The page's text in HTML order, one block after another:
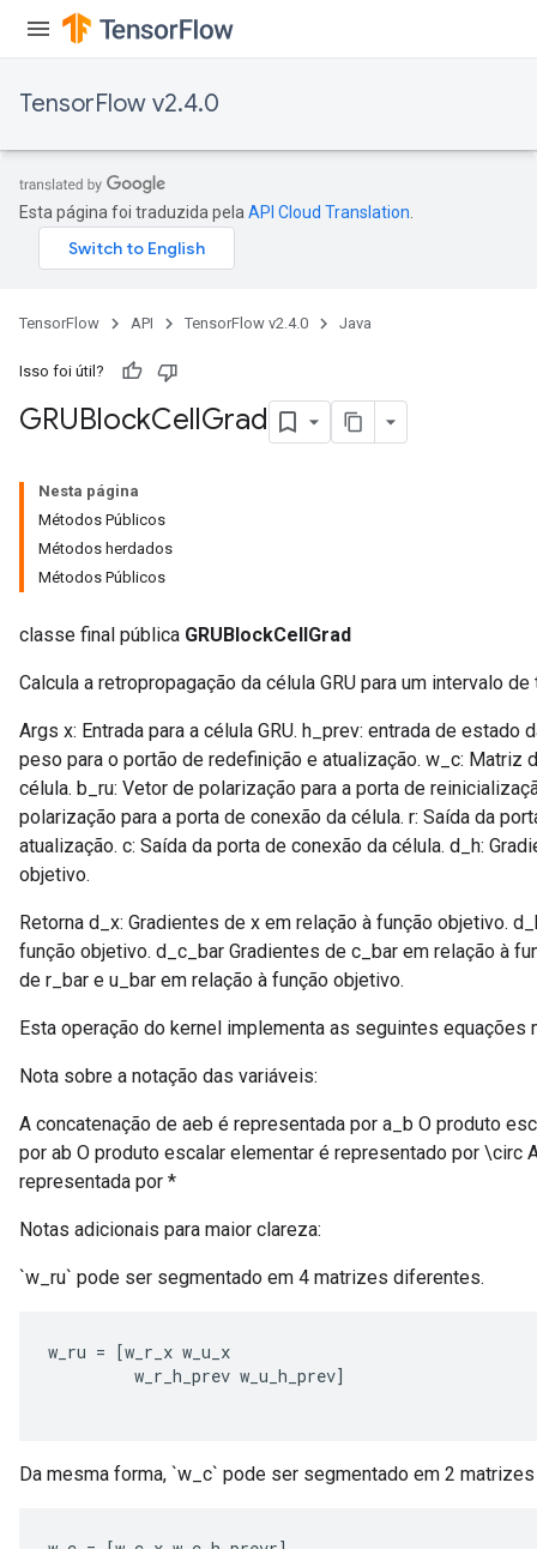
TensorFlow v2.4.0
Esta página foi traduzida pela API Cloud Translation
TensorFlow API TensorFlow v2.4.0 Java
Isso foi útil?
GRUBlockCellGrad
Nesta página
Métodos Públicos
Métodos herdados
Métodos Públicos
classe final pública GRUBlockCellGrad
Calcula a retropropagação da célula GRU para um intervalo de
Args x: Entrada para a célula GRU. h_prev: entrada de estado
peso para o portão de redefinição e atualização. w_c: Matriz
célula. b_ru: Vetor de polarização para a porta de
polarização para a porta de conexão da célula. r: Saída da
atualização. c: Saída da porta de conexão da célula. d_h:
objetivo.
Retorna d_x: Gradientes de x em relação à função objetivo.
função objetivo. d_c_bar Gradientes de c_bar em relação à
de r_bar e u_bar em relação à função objetivo.
Esta operação do kernel implementa as seguintes equações
Nota sobre a notação das variáveis:
A concatenação de aeb é representada por a_b O produto
por ab O produto escalar elementar é representado por \circ
representada por *
Notas adicionais para maior clareza:
`w_ru` pode ser segmentado em 4 matrizes diferentes.
w_ru = [w_r_x w_u_x
w_r_h_prev w_u_h_prev]
Da mesma forma, `w_c` pode ser segmentado em 2